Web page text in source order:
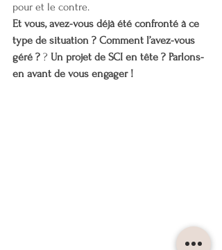
pour et le contre.
Et vous, avez-vous déjà été confronté à ce
type de situation ? Comment l’avez-vous
géré ? ? Un projet de SCI en tête ? Parlons-
en avant de vous engager !